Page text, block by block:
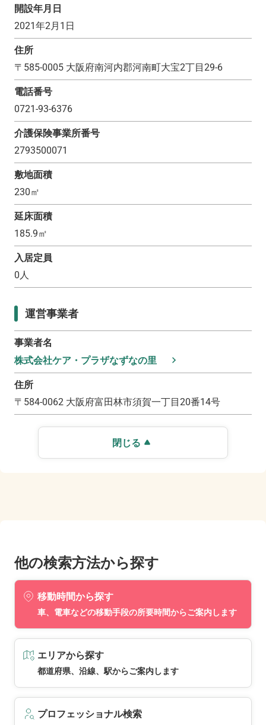
開設年月日
2021年2月1日
住所
〒 585-0005 大阪府南河内郡河南町大宝2丁目29-6
電話番号
0721-93-6376
介護保険事業所番号
2793500071
敷地面積
230㎡
延床面積
185.9㎡
入居定員
0人
運営事業者
事業者名
株式会社ケア・プラザなずなの里
住所
〒 584-0062 大阪府富田林市須賀一丁目20番14号
閉じる
他の検索方法から探す
移動時間から探す
車、電車などの移動手段の所要時間からご案内します
エリアから探す
都道府県、沿線、駅からご案内します
プロフェッショナル検索